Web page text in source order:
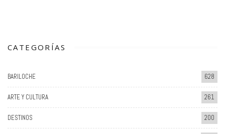
CATEGORÍAS
BARILOCHE 628
ARTE Y CULTURA 261
DESTINOS 200